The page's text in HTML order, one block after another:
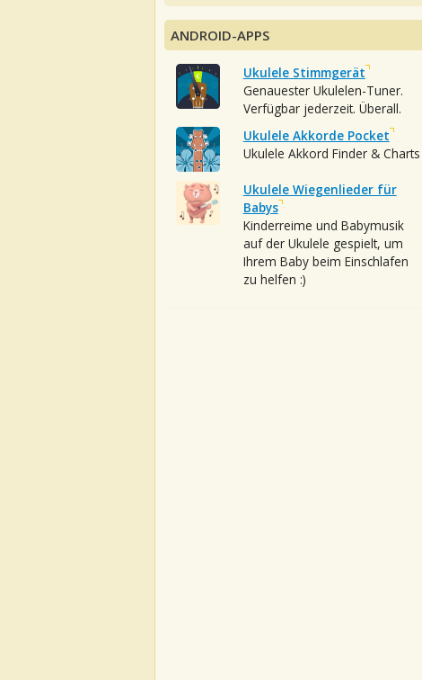
ANDROID-APPS
Ukulele Stimmgerät
Genauester Ukulelen-Tuner.
Verfügbar jederzeit. Überall.
Ukulele Akkorde Pocket
Ukulele Akkord Finder & Charts
Ukulele Wiegenlieder für
Babys
Kinderreime und Babymusik
auf der Ukulele gespielt, um
Ihrem Baby beim Einschlafen
zu helfen :)